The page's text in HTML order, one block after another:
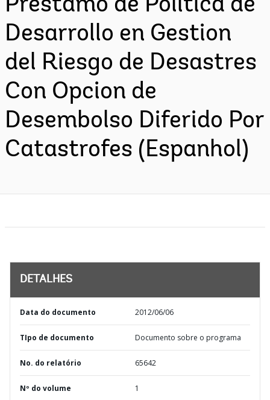
Prestamo de Politica de
Desarrollo en Gestion
del Riesgo de Desastres
Con Opcion de
Desembolso Diferido Por
Catastrofes (Espanhol)
DETALHES
Data do documento 2012/06/06
TIpo de documento Documento sobre o programa
No. do relatório 65642
Nº do volume 1